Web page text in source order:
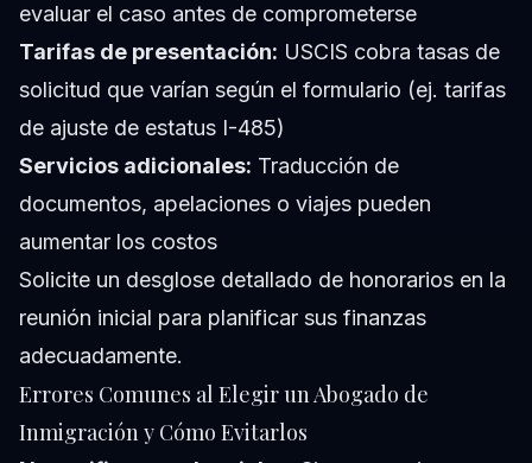
evaluar el caso antes de comprometerse
Tarifas de presentación: USCIS cobra tasas de
solicitud que varían según el formulario (ej. tarifas
de ajuste de estatus I-485)
Servicios adicionales: Traducción de
documentos, apelaciones o viajes pueden
aumentar los costos
Solicite un desglose detallado de honorarios en la
reunión inicial para planificar sus finanzas
adecuadamente.
Errores Comunes al Elegir un Abogado de
Inmigración y Cómo Evitarlos